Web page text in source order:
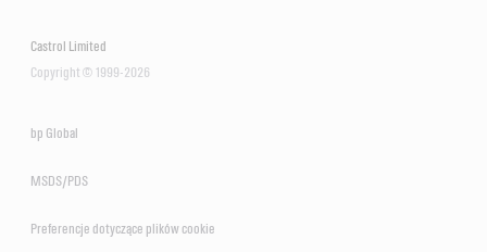
Castrol Limited
Copyright © 1999-2026
bp Global
MSDS/PDS
Preferencje dotyczące plików cookie